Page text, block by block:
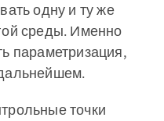
одну и ту же
среды. Именно
параметризация,
точки